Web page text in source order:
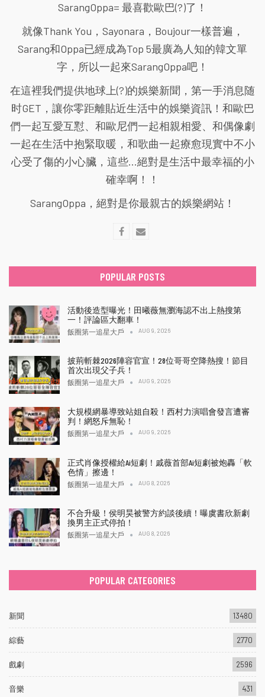
SarangOppa= 最喜歡歐巴(?)了！
就像Thank You，Sayonara，Boujour一樣普遍，
Sarang和Oppa已經成為Top 5最廣為人知的韓文單
字，所以一起來SarangOppa吧！
在這裡我們提供地球上(?)的娛樂新聞，第一手消息随
时GET，讓你零距離貼近生活中的娛樂資訊！和歐巴
們一起互愛互懟、和歐尼們一起相親相愛、和偶像劇
一起在生活中抱緊取暖，和歌曲一起療愈現實中不小
心受了傷的小心臟，這些...絕對是生活中最幸福的小
確幸啊！！
SarangOppa，絕對是你最親古的娛樂網站！
POPULAR POSTS
活動後造型曝光！田曦薇無瀏海認不出上熱搜第
一！評論區大翻車！
飯圈第一追星大戶 AUG 9, 2026
披荊斬棘2026陣容官宣！28位哥哥空降熱搜！節目
首次出現父子兵！
飯圈第一追星大戶 AUG 9, 2026
大規模網暴導致站姐自殺！西村力演唱會發言遭審
判！網怒斥無恥！
飯圈第一追星大戶 AUG 9, 2026
正式肖像授權給Ai短劇！戚薇首部Ai短劇被炮轟「軟
色情」擦邊！
飯圈第一追星大戶 AUG 8, 2026
不合升級！侯明昊被警方約談後續！曝虞書欣新劇
換男主正式停拍！
飯圈第一追星大戶 AUG 8, 2026
POPULAR CATEGORIES
新聞 13480
綜藝 2770
戲劇 2596
音樂 431